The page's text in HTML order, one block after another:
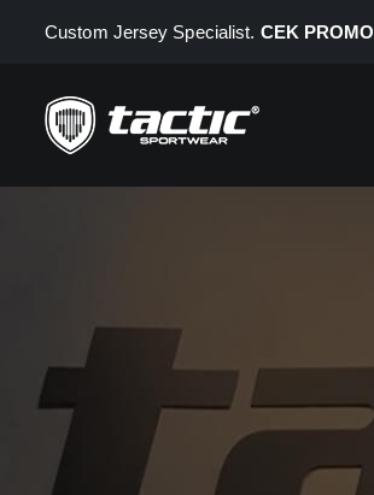
Custom Jersey Specialist. CEK PROMO